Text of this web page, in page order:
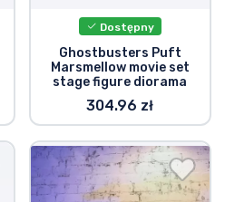
Dostępny
Ghostbusters Puft
Marsmellow movie set
stage figure diorama
304.96 zł